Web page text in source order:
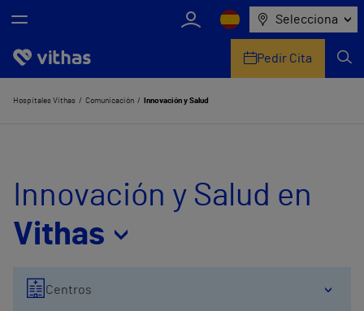
Selecciona
Nosotros
Comunicación
Pedir Cita
Hospitales Vithas Comunicación Innovación y Salud
Innovación y Salud en
Vithas
Centros